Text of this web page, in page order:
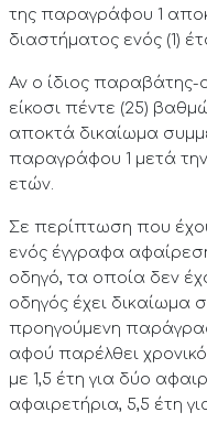
της παραγράφου 1
διαστήματος ενός (1)
Αν ο ίδιος
είκοσι πέντε (25)
αποκτά δικαίωμα
παραγράφου 1 μετά
ετών.
Σε περίπτωση που
ενός έγγραφα
οδηγό, τα οποία δεν
οδηγός έχει δικαίωμα
προηγούμενη
αφού παρέλθει
με 1,5 έτη για δύο
αφαιρετήρια, 5,5 έτη